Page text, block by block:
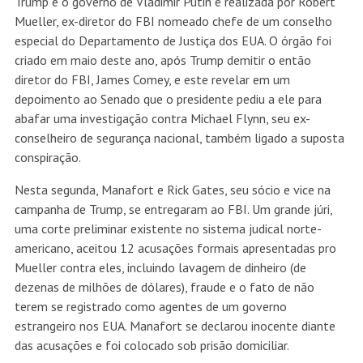
Mueller, ex-diretor do FBI nomeado chefe de um conselho
especial do Departamento de Justiça dos EUA. O órgão foi
criado em maio deste ano, após Trump demitir o então
diretor do FBI, James Comey, e este revelar em um
depoimento ao Senado que o presidente pediu a ele para
abafar uma investigação contra Michael Flynn, seu ex-
conselheiro de segurança nacional, também ligado a suposta
conspiração.
Nesta segunda, Manafort e Rick Gates, seu sócio e vice na
campanha de Trump, se entregaram ao FBI. Um grande júri,
uma corte preliminar existente no sistema judical norte-
americano, aceitou 12 acusações formais apresentadas pro
Mueller contra eles, incluindo lavagem de dinheiro (de
dezenas de milhões de dólares), fraude e o fato de não
terem se registrado como agentes de um governo
estrangeiro nos EUA. Manafort se declarou inocente diante
das acusações e foi colocado sob prisão domiciliar.